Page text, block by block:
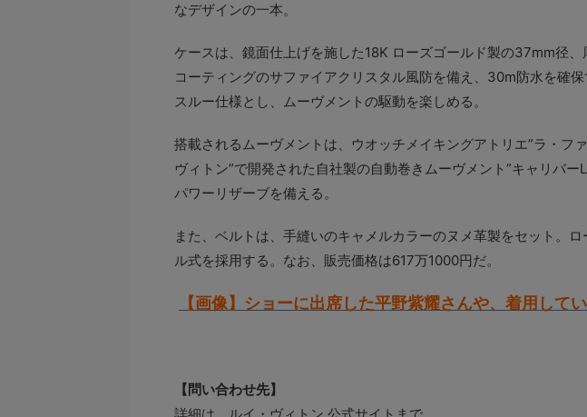
なデザインの一本。
ケースは、鏡面仕上げを施した18K ローズゴールド製の37mm径
コーティングのサファイアクリスタル風防を備え、30m防水を確
スルー仕様とし、ムーヴメントの駆動を楽しめる。
搭載されるムーヴメントは、ウオッチメイキングアトリエ”ラ・フ
ヴィトン”で開発された自社製の自動巻きムーヴメント”キャリバ
パワーリザーブを備える。
また、ベルトは、手縫いのキャメルカラーのヌメ革製をセット。
ル式を採用する。なお、販売価格は617万1000円だ。
【画像】ショーに出席した平野紫耀さんや、着用して
【問い合わせ先】